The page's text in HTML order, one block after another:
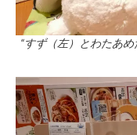
“すず（左）とわたあ